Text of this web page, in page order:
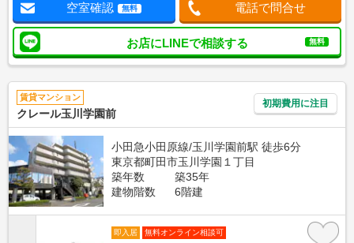
空室確認 無料 電話で問合せ
お店にLINEで相談する 無料
賃貸マンション
クレール玉川学園前
初期費用に注目
小田急小田原線/玉川学園前駅 徒歩6分
東京都町田市玉川学園１丁目
築年数
築35年
建物階数
6階建
即入居 無料オンライン相談可